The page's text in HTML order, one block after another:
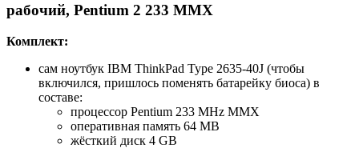
рабочий, Pentium 2 233 MMX
Комплект:
сам ноутбук IBM ThinkPad Type 2635-40J (чтобы
включился, пришлось поменять батарейку биоса) в
составе:
процессор Pentium 233 MHz MMX
оперативная память 64 MB
жёсткий диск 4 GB